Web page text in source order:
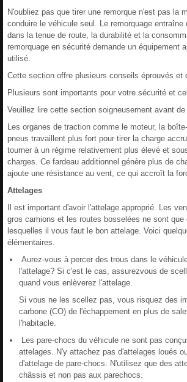
N'oubliez pas que tirer une remorque n'est pas la
conduire le véhicule seul. Le remorquage entraîne
dans la tenue de route, la durabilité et la
remorquage en sécurité demande un équipement
utilisé.
Cette section offre plusieurs conseils éprouvés et
Plusieurs sont importants pour votre sécurité et
Veuillez lire cette section soigneusement avant de
Les organes de traction comme le moteur, la
pneus travaillent plus fort pour tirer la charge
tourner à un régime relativement plus élevé et
charges. Ce fardeau additionnel génère plus de
ajoute une résistance au vent, ce qui accroît la
Attelages
Il est important d'avoir l'attelage approprié. Les
gros camions et les routes bosselées ne sont que
lesquelles il vous faut le bon attelage. Voici
élémentaires.
Aurez-vous à percer des trous dans le
l'attelage? Si c'est le cas, assurezvous de
quand vous enlèverez l'attelage.
Si vous ne les scellez pas, vous risquez des
carbone (CO) de l'échappement en plus de
l'habitacle.
Les pare-chocs du véhicule ne sont pas
attelages. N'y attachez pas d'attelages loués
d'attelage de pare-chocs. N'utilisez que des
châssis et non pas aux parechocs.